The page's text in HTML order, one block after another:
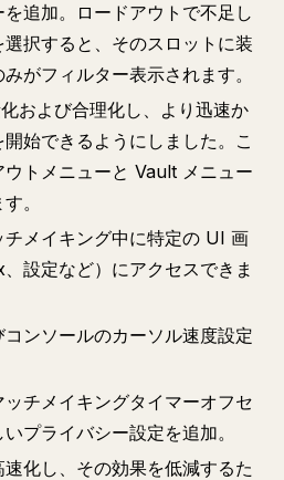
追加。ロードアウトで不足し
択すると、そのスロットに装
がフィルター表示されます。
および合理化し、より迅速か
始できるようにしました。こ
トメニューと Vault メニュー
。
メイキング中に特定の UI 画
設定など）にアクセスできま
ンソールのカーソル速度設定
チメイキングタイマーオフセ
プライバシー設定を追加。
化し、その効果を低減するた